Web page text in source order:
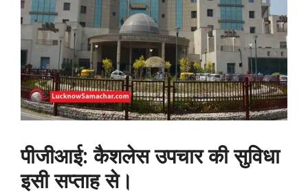
पीजीआई: कैशलेस उपचार की सुविधा
इसी सप्ताह से।